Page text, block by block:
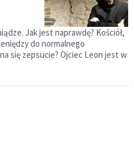
Jak jest naprawdę? Kościół,
do normalnego
się zepsucie? Ojciec Leon jest w